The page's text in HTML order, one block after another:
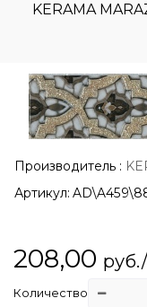
KERAMA
Производитель :
Артикул:
208,00
Количество